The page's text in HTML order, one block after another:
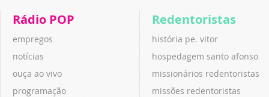
Rádio POP
empregos
notícias
ouça ao vivo
programação
Redentoristas
história pe. vitor
hospedagem santo afonso
missionários redentoristas
missões redentoristas